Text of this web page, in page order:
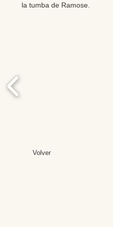
la tumba de Ramose.
Volver